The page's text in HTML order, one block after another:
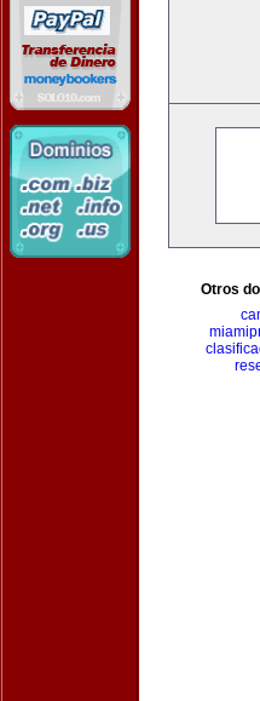
Otros